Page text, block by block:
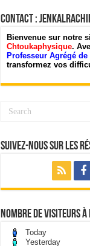
Contact :
Bienvenue sur notre
Chtoukaphysique.
Professeur Agrégé
transformez vos
Suivez-nous sur les
nombre de visiteurs
Today
Yesterday